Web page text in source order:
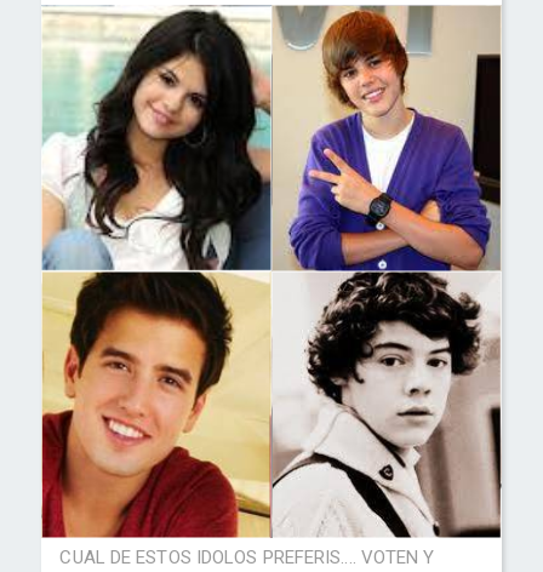
CUAL DE ESTOS IDOLOS PREFERIS.... VOTEN Y